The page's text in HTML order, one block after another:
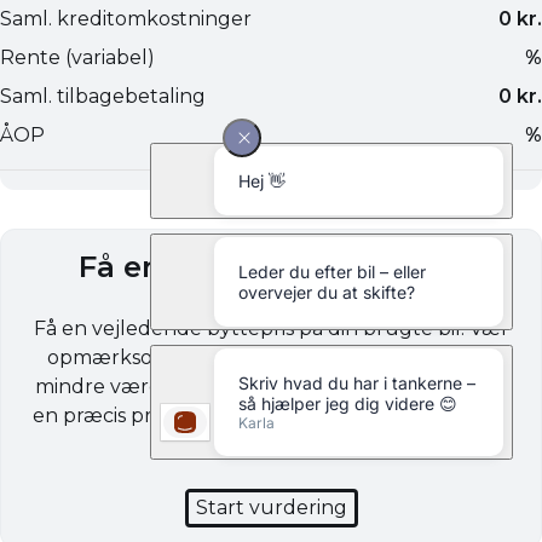
Få en byttepris på din bil
Få en vejledende byttepris på din brugte bil. Vær
opmærksom på, at din bil kan være mere eller
mindre værd end prisen, der angives. Vi vurderer
en præcis pris afhængig af bilens stand, udstyr og
kilometerstand.
Start vurdering